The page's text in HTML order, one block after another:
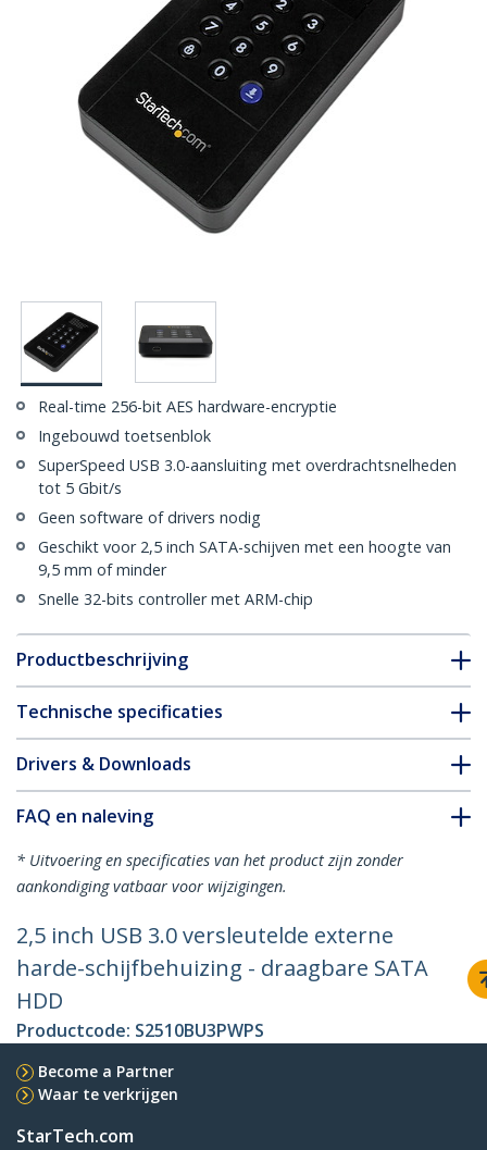
Real-time 256-bit AES hardware-encryptie
Ingebouwd toetsenblok
SuperSpeed USB 3.0-aansluiting met overdrachtsnelheden
tot 5 Gbit/s
Geen software of drivers nodig
Geschikt voor 2,5 inch SATA-schijven met een hoogte van
9,5 mm of minder
Snelle 32-bits controller met ARM-chip
Productbeschrijving
Technische specificaties
Drivers & Downloads
FAQ en naleving
* Uitvoering en specificaties van het product zijn zonder
aankondiging vatbaar voor wijzigingen.
2,5 inch USB 3.0 versleutelde externe
harde-schijfbehuizing - draagbare SATA
HDD
Productcode: S2510BU3PWPS
Become a Partner
Waar te verkrijgen
StarTech.com